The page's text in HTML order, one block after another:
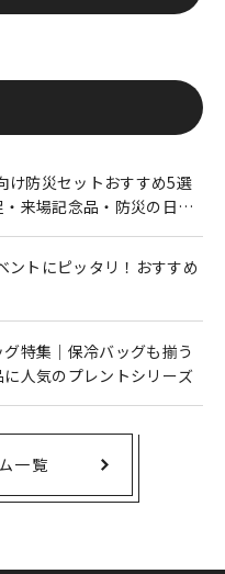
け防災セットおすすめ5選
・来場記念品・防災の日に
ントにピッタリ！おすすめ
特集｜保冷バッグも揃う
人気のプレントシリーズ
一覧